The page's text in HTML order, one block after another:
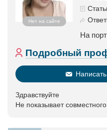
Нет на сайте
На
Подробный
Здравствуйте
Не показывает совместного